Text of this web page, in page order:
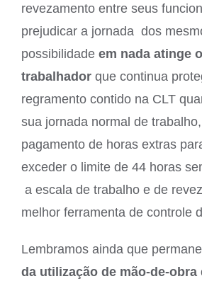
revezamento entre seus
prejudicar a jornada dos
possibilidade em nada atinge
trabalhador que continua
regramento contido na CLT
sua jornada normal de
pagamento de horas extras
exceder o limite de 44 horas
a escala de trabalho e de
melhor ferramenta de controle
Lembramos ainda que
da utilização de mão-de-obra